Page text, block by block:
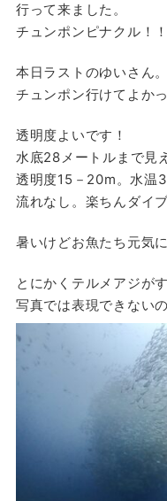
行って来ました。
チュンポンピナクル！！
本日ラストのゆいさん。
チュンポン行けてよか
透明度よいです！
水底28メートルまで見
透明度15－20m。水温
流れなし。楽ちんダイブ
暑いけどお魚たち元気
とにかくテルメアジが
写真では表現できない